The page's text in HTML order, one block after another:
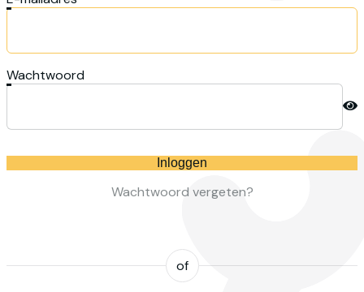
Wachtwoord
Inloggen
Wachtwoord vergeten?
of